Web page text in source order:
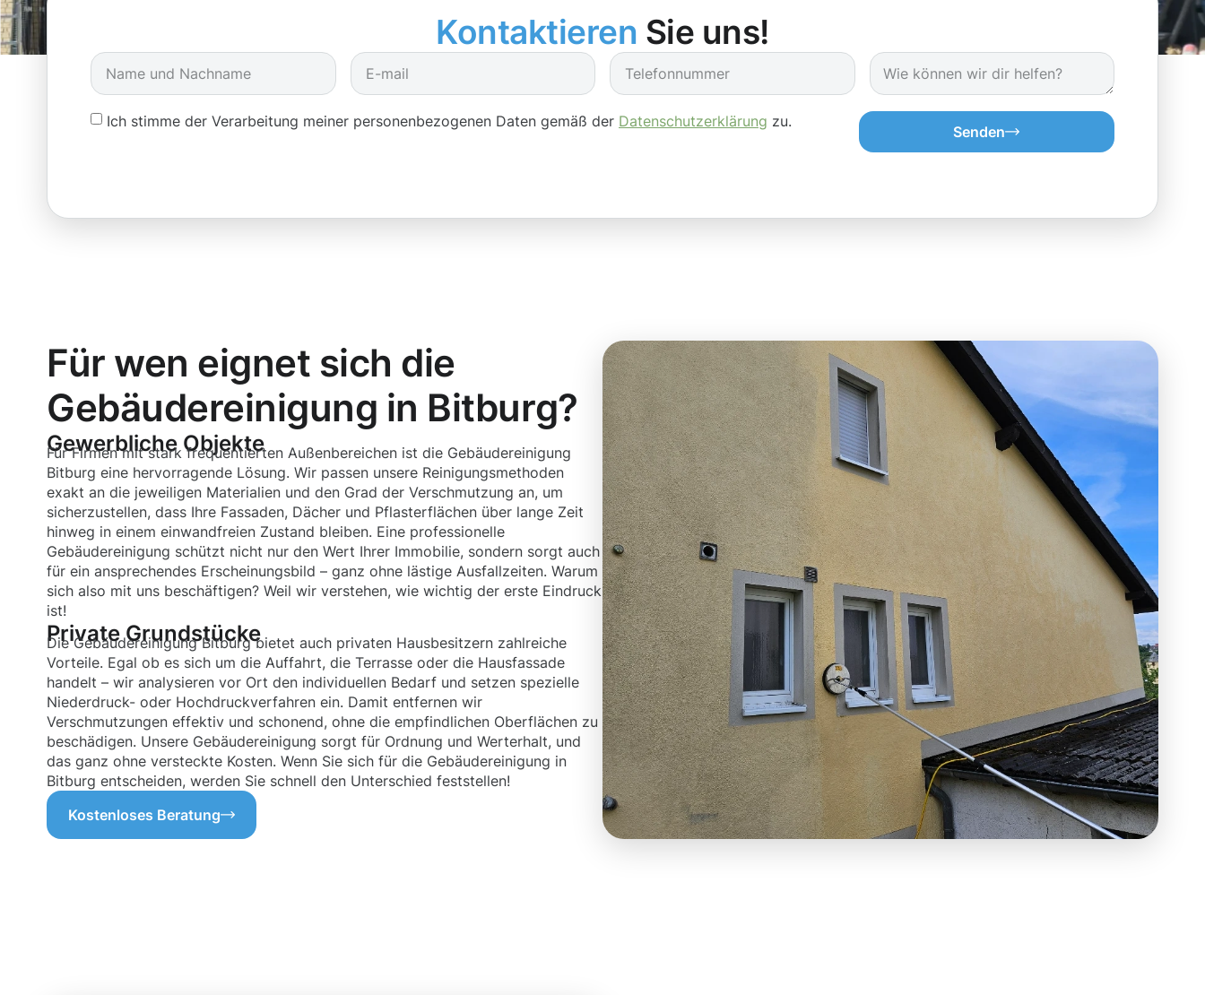
Kontaktieren Sie uns!
Ich stimme der Verarbeitung meiner personenbezogenen Daten gemäß der Datenschutzerklärung zu.
Senden
Für wen eignet sich die
Gebäudereinigung in Bitburg?
Gewerbliche Objekte
Für Firmen mit stark frequentierten Außenbereichen ist die Gebäudereinigung
Bitburg eine hervorragende Lösung. Wir passen unsere Reinigungsmethoden
exakt an die jeweiligen Materialien und den Grad der Verschmutzung an, um
sicherzustellen, dass Ihre Fassaden, Dächer und Pflasterflächen über lange Zeit
hinweg in einem einwandfreien Zustand bleiben. Eine professionelle
Gebäudereinigung schützt nicht nur den Wert Ihrer Immobilie, sondern sorgt auch
für ein ansprechendes Erscheinungsbild – ganz ohne lästige Ausfallzeiten. Warum
sich also mit uns beschäftigen? Weil wir verstehen, wie wichtig der erste Eindruck
ist!
Private Grundstücke
Die Gebäudereinigung Bitburg bietet auch privaten Hausbesitzern zahlreiche
Vorteile. Egal ob es sich um die Auffahrt, die Terrasse oder die Hausfassade
handelt – wir analysieren vor Ort den individuellen Bedarf und setzen spezielle
Niederdruck- oder Hochdruckverfahren ein. Damit entfernen wir
Verschmutzungen effektiv und schonend, ohne die empfindlichen Oberflächen zu
beschädigen. Unsere Gebäudereinigung sorgt für Ordnung und Werterhalt, und
das ganz ohne versteckte Kosten. Wenn Sie sich für die Gebäudereinigung in
Bitburg entscheiden, werden Sie schnell den Unterschied feststellen!
Kostenloses Beratung